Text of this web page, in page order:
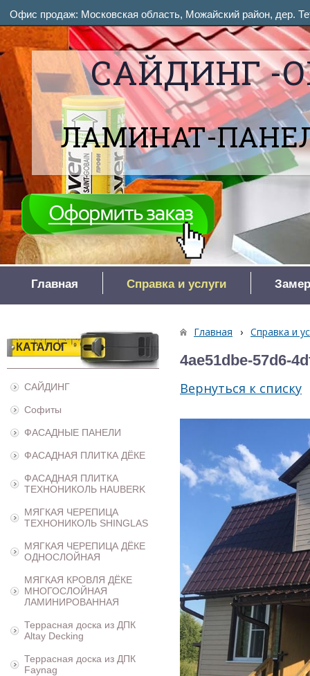
САЙДИНГ -
ЛАМИНАТ-
Офис продаж: Московская область, Можайский район, дер.
Главная Справка и услуги
КАТАЛОГ
САЙДИНГ
Софиты
ФАСАДНЫЕ ПАНЕЛИ
ФАСАДНАЯ ПЛИТКА ДЁКЕ
ФАСАДНАЯ ПЛИТКА
ТЕХНОНИКОЛЬ HAUBERK
МЯГКАЯ ЧЕРЕПИЦА
ТЕХНОНИКОЛЬ SHINGLAS
МЯГКАЯ ЧЕРЕПИЦА ДЁКЕ
ОДНОСЛОЙНАЯ
МЯГКАЯ КРОВЛЯ ДЁКЕ
МНОГОСЛОЙНАЯ
ЛАМИНИРОВАННАЯ
Террасная доска из ДПК
Altay Decking
Террасная доска из ДПК
Faynag
Главная › Справка и
4ae51dbe-57d6-
Вернуться к списку